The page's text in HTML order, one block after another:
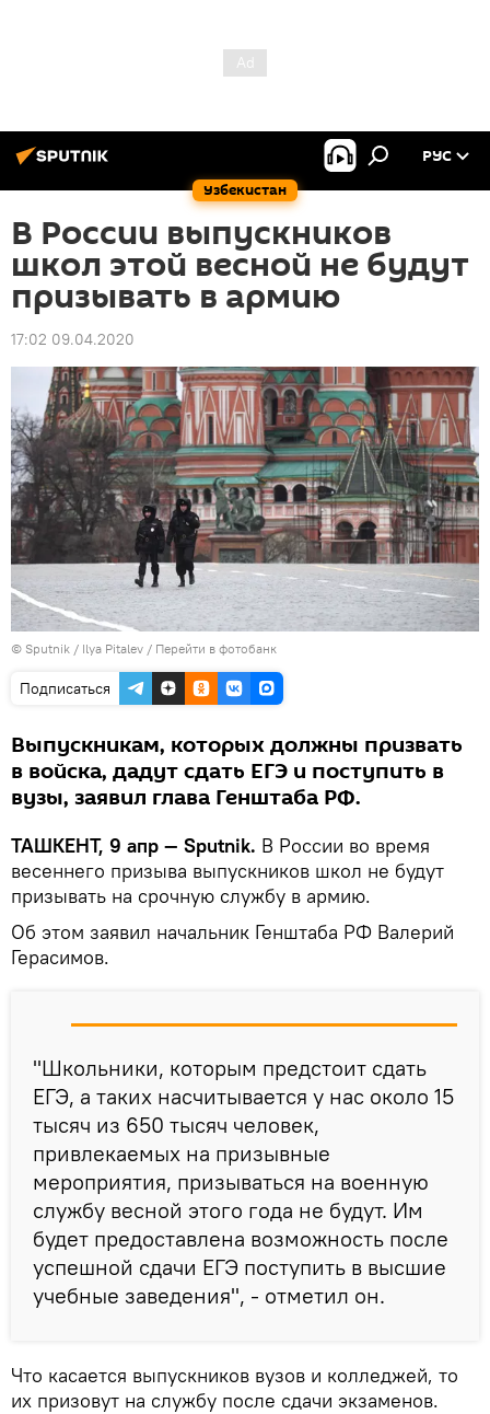
Узбекистан
РУС
В России выпускников
школ этой весной не будут
призывать в армию
17:02 09.04.2020
© Sputnik / Ilya Pitalev / Перейти в фотобанк
Подписаться
Выпускникам, которых должны призвать
в войска, дадут сдать ЕГЭ и поступить в
вузы, заявил глава Генштаба РФ.
ТАШКЕНТ, 9 апр — Sputnik. В России во время
весеннего призыва выпускников школ не будут
призывать на срочную службу в армию.
Об этом заявил начальник Генштаба РФ Валерий
Герасимов.
"Школьники, которым предстоит сдать
ЕГЭ, а таких насчитывается у нас около 15
тысяч из 650 тысяч человек,
привлекаемых на призывные
мероприятия, призываться на военную
службу весной этого года не будут. Им
будет предоставлена возможность после
успешной сдачи ЕГЭ поступить в высшие
учебные заведения", - отметил он.
Что касается выпускников вузов и колледжей, то
их призовут на службу после сдачи экзаменов.